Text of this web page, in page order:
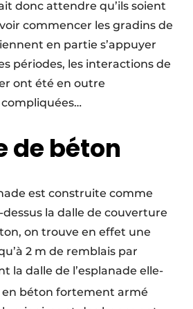
donc attendre qu’ils soient
commencer les gradins de
en partie s’appuyer
périodes, les interactions de
ont été en outre
de béton
est construite comme
la dalle de couverture
on trouve en effet une
2 m de remblais par
la dalle de l’esplanade elle-
en béton fortement armé